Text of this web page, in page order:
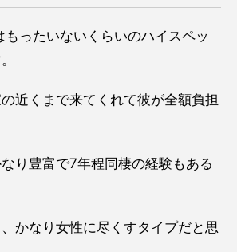
ったいないくらいのハイスペッ
近くまで来てくれて彼が全額負担
り豊富で7年程同棲の経験もある
、かなり女性に尽くすタイプだと思